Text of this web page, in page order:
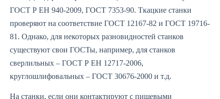
ГОСТ Р ЕН 940-2009, ГОСТ 7353-90. Ткацкие станки
проверяют на соответствие ГОСТ 12167-82 и ГОСТ 19716-
81. Однако, для некоторых разновидностей станков
существуют свои ГОСТы, например, для станков
сверлильных – ГОСТ Р ЕН 12717-2006,
круглошлифовальных – ГОСТ 30676-2000 и т.д.
На станки, если они контактируют с пищевыми